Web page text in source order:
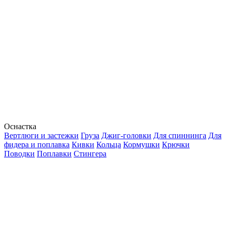
Оснастка
Вертлюги и застежки Груза Джиг-головки Для спиннинга Для
фидера и поплавка Кивки Кольца Кормушки Крючки
Поводки Поплавки Стингера